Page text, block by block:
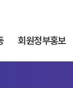
회원정부홍보